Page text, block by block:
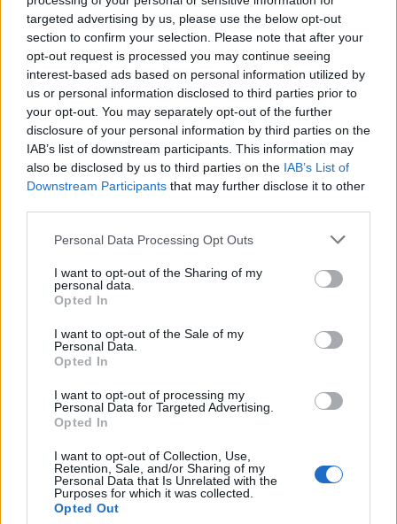
targeted advertising by us, please use the below opt-out
section to confirm your selection. Please note that after your
opt-out request is processed you may continue seeing
interest-based ads based on personal information utilized by
us or personal information disclosed to third parties prior to
your opt-out. You may separately opt-out of the further
disclosure of your personal information by third parties on the
IAB’s list of downstream participants. This information may
also be disclosed by us to third parties on the IAB’s List of
Downstream Participants that may further disclose it to other
Personal Data Processing Opt Outs
I want to opt-out of the Sharing of my
personal data.
Opted In
I want to opt-out of the Sale of my
Personal Data.
Opted In
I want to opt-out of processing my
Personal Data for Targeted Advertising.
Opted In
I want to opt-out of Collection, Use,
Retention, Sale, and/or Sharing of my
Personal Data that Is Unrelated with the
Purposes for which it was collected.
Opted Out
DETAIL
PRODUKTU
HODNOTENIE
PRODUKTU
Popis produktu
Ako samovrtné skrutky DIN 7504P, alebo aj samovrtné skrutky
TEX sú označované také skrutky, ktoré si počas skrutkovania
vďaka špeciálnej špičke predvŕtavajú dieru a prostredníctvom
ostrého závitu režú závit. Vďaka tomu sú TEX skrutky
obľúbené nielen v priemysle, ale aj u remeselníkov. Samovrtné
skrutky sú optimálne riešenie predovšetkým pre slabšie a
profily. Jednotkova cena je za cks=100ks
0
0% zákazníkov odporúča produkt